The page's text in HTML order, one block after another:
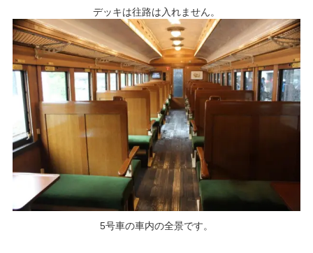
デッキは往路は入れません。
5号車の車内の全景です。